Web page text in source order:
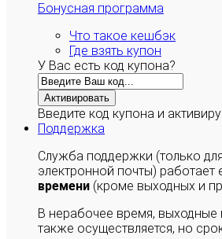
Бонусная программа
Что такое кешбэк
Где взять купон
У Вас есть код купона?
Активировать
Введите код купона и
Поддержка
Служба поддержки (только
электронной почты)
времени (кроме выходных и
В нерабочее время, выходные
также осуществляется, но